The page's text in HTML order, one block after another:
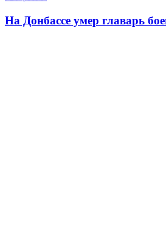
На Донбассе умер главарь